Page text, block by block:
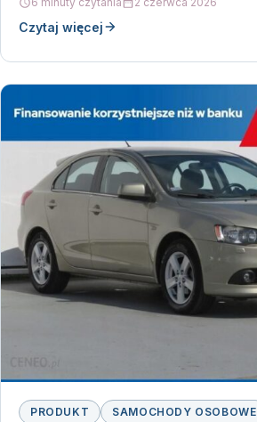
Czytaj więcej
PRODUKT SAMOCHODY OSOBOWE